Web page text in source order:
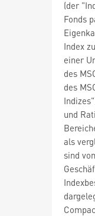
(der
Fonds
Index
einer
des
des
und
als
sind